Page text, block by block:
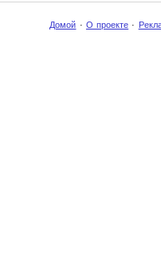
Домой · О проекте ·